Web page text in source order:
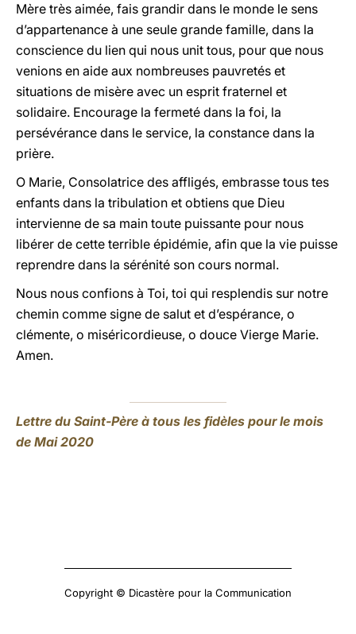
Mère très aimée, fais grandir dans le monde le sens
d’appartenance à une seule grande famille, dans la
conscience du lien qui nous unit tous, pour que nous
venions en aide aux nombreuses pauvretés et
situations de misère avec un esprit fraternel et
solidaire. Encourage la fermeté dans la foi, la
persévérance dans le service, la constance dans la
prière.
O Marie, Consolatrice des affligés, embrasse tous tes
enfants dans la tribulation et obtiens que Dieu
intervienne de sa main toute puissante pour nous
libérer de cette terrible épidémie, afin que la vie puisse
reprendre dans la sérénité son cours normal.
Nous nous confions à Toi, toi qui resplendis sur notre
chemin comme signe de salut et d’espérance, o
clémente, o miséricordieuse, o douce Vierge Marie.
Amen.
Lettre du Saint-Père à tous les fidèles pour le mois
de Mai 2020
Copyright © Dicastère pour la Communication